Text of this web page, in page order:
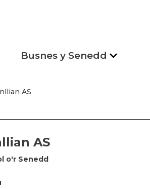
Busnes y Senedd
AS
AS
o'r Senedd